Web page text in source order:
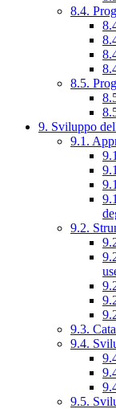
8.4.
8.5.
9. Sviluppo
9.1.
9.2.
9.3.
9.4.
9.5.